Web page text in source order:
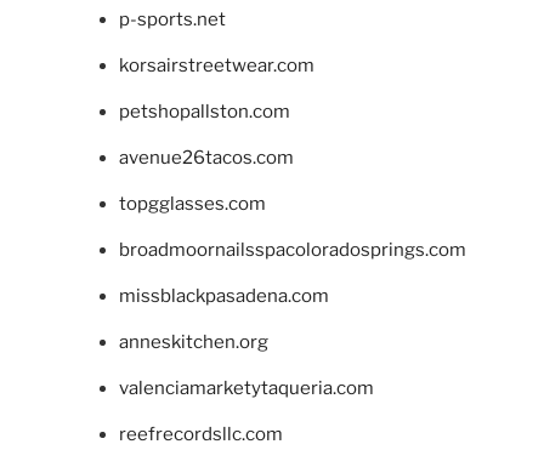
p-sports.net
korsairstreetwear.com
petshopallston.com
avenue26tacos.com
topgglasses.com
broadmoornailsspacoloradosprings.com
missblackpasadena.com
anneskitchen.org
valenciamarketytaqueria.com
reefrecordsllc.com